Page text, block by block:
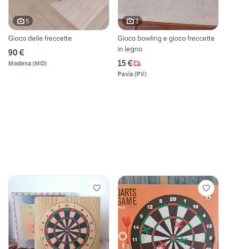
5
Gioco delle freccette
90 €
Modena (MO)
3
Gioco bowling e gioco freccette
in legno
15 €
Pavia (PV)